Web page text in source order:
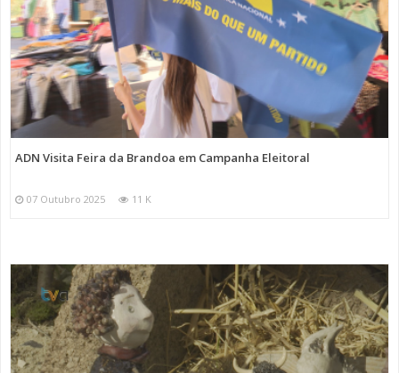
ADN Visita Feira da Brandoa em Campanha Eleitoral
07 Outubro 2025 11 K